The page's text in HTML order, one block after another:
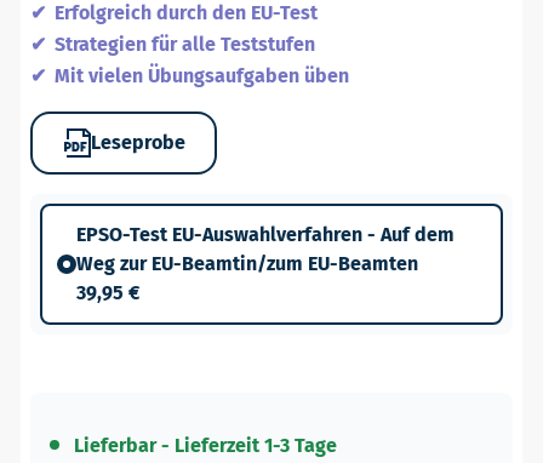
Erfolgreich durch den EU-Test
Strategien für alle Teststufen
Mit vielen Übungsaufgaben üben
Leseprobe
EPSO-Test EU-Auswahlverfahren - Auf dem
Weg zur EU-Beamtin/zum EU-Beamten
39,95 €
Lieferbar - Lieferzeit 1-3 Tage